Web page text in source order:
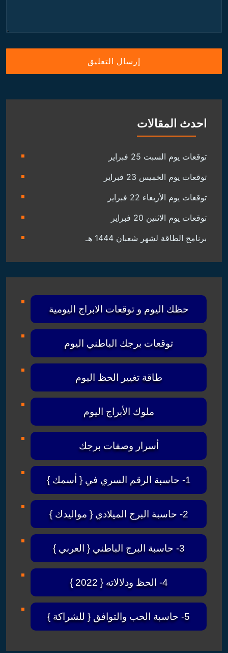
احدث المقالات
توقعات يوم السبت 25 فبراير
توقعات يوم الخميس 23 فبراير
توقعات يوم الأربعاء 22 فبراير
توقعات يوم الاثنين 20 فبراير
برنامج الطاقة لشهر شعبان 1444 هـ
حظك اليوم و توقعات الابراج اليومية
توقعات برجك الباطني اليوم
طاقة تغيير الحظ اليوم
ملوك الأبراج اليوم
أسرار وصفات برجك
1- حاسبة الرقم السري في { أسمك }
2- حاسبة البرج الميلادي { مواليدك }
3- حاسبة البرج الباطني { العربي }
4- الحظ ودلالاته { 2022 }
5- حاسبة الحب والتوافق { للشراكة }